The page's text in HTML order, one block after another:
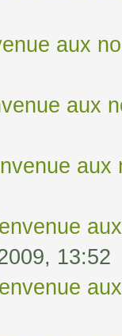
aux
aux
aux
13:52